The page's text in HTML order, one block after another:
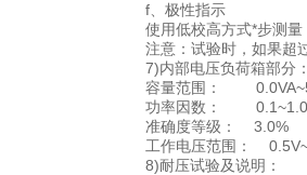
f、极性指示
使用低校高方式*步测
注意：试验时，如果超
7)内部电压负荷箱部分
容量范围：
功率因数： 0.1~1.0
准确度等级： 3.0%
工作电压范围：
8)耐压试验及说明：